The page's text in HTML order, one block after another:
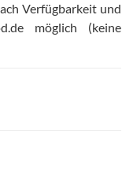
Verfügbarkeit und
möglich (keine